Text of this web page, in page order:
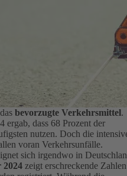
bevorzugte Verkehrsmittel.
ergab, dass 68 Prozent der
nutzen. Doch die
voran Verkehrsunfälle.
sich irgendwo in
zeigt erschreckende